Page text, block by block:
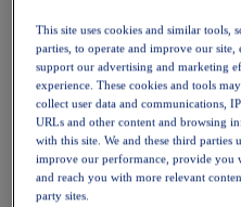
This site uses cookies and similar
parties, to operate and improve our site,
support our advertising and marketing
experience. These cookies and tools
collect user data and communications,
URLs and other content and browsing
with this site. We and these third parties
improve our performance, provide you
and reach you with more relevant
party sites.